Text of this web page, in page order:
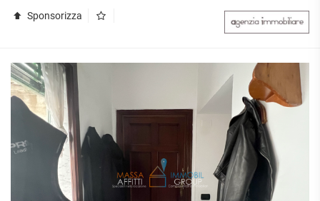
Sponsorizza